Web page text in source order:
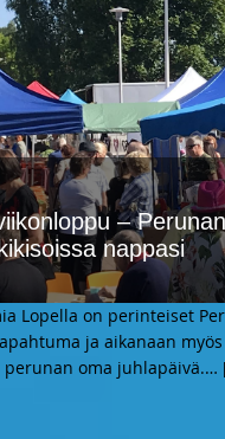
–
nappasi
Lopella on perinteiset
ja aikanaan
oma juhlapäivä.…